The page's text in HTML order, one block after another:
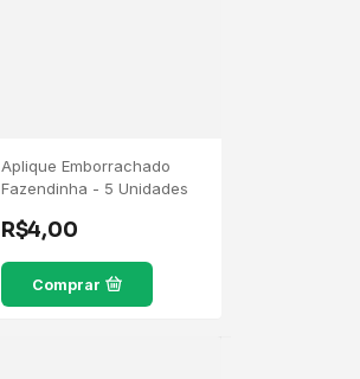
Aplique Emborrachado
Fazendinha - 5 Unidades
R$4,00
Comprar